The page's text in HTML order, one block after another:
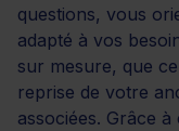
questions, vous
adapté à vos
sur mesure, que
reprise de votre
associées. Grâce